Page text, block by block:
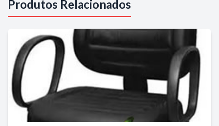
Produtos Relacionados